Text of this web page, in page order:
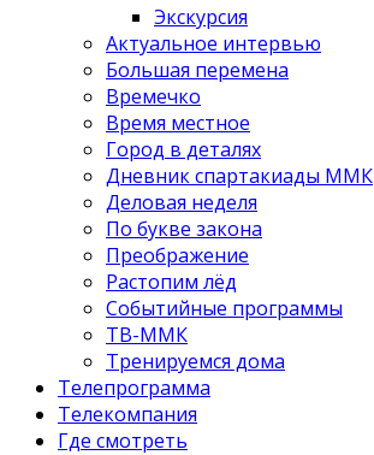
Экскурсия
Актуальное интервью
Большая перемена
Времечко
Время местное
Город в деталях
Дневник спартакиады ММК
Деловая неделя
По букве закона
Преображение
Растопим лёд
Событийные программы
ТВ-ММК
Тренируемся дома
Телепрограмма
Телекомпания
Где смотреть